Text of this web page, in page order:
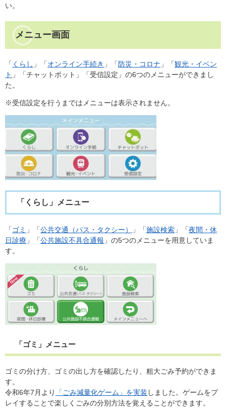
い。
メニュー画面
「 くらし 」「オンライン手続き 」「防災・コロナ 」「観光・イベン
ト 」「チャットボット」「受信設定」の6つのメニューができまし
た。
※受信設定を行うまではメニューは表示されません。
「くらし」メニュー
「ゴミ 」「公共交通（バス・タクシー） 」「施設検索 」「夜間・休
日診療 」「公共施設不具合通報 」の5つのメニューを用意していま
す。
「ゴミ」メニュー
ゴミの分け方、ゴミの出し方を確認したり、粗大ごみ予約ができま
す。
令和6年7月より
「ごみ減量化ゲーム」を実装 しました。ゲームをプ
レイすることで楽しくごみの分別方法を覚えることができます。